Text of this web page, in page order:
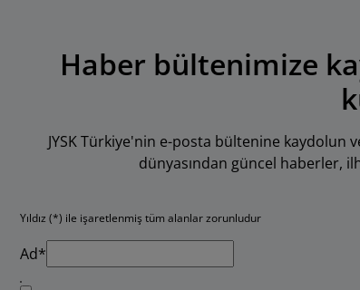
Haber bültenimize
JYSK Türkiye'nin e-posta bültenine kaydolun
dünyasından güncel haberler,
Yıldız (*) ile işaretlenmiş tüm alanlar zorunludur
Ad*